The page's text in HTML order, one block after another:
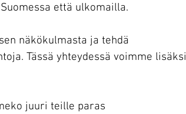
että ulkomailla.
näkökulmasta ja tehdä
Tässä yhteydessä voimme lisäksi
juuri teille paras